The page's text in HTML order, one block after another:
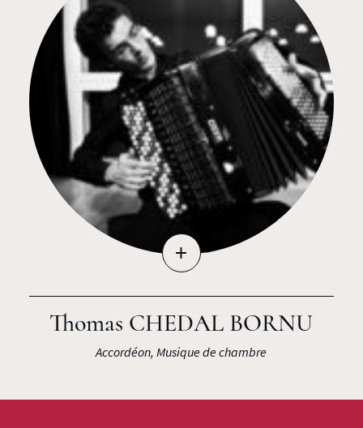
+
Thomas CHEDAL BORNU
Accordéon, Musique de chambre